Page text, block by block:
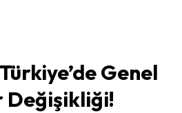
Genel
Değişikliği!